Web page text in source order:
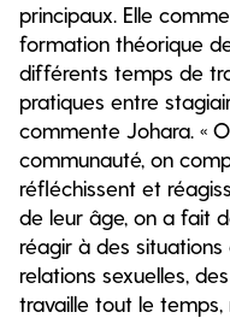
principaux. Elle
formation théorique
différents temps de
pratiques entre
commente Johara. «
communauté, on
réfléchissent et
de leur âge, on a fait
réagir à des situations
relations sexuelles,
travaille tout le temps,